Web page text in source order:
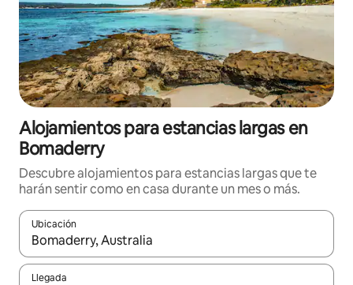
Alojamientos para estancias largas en
Bomaderry
Descubre alojamientos para estancias largas que te
harán sentir como en casa durante un mes o más.
Ubicación
Cuando los resultados estén disponibles, podrás navegar
Llegada